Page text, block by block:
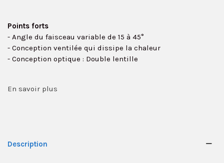
Points forts
- Angle du faisceau variable de 15 à 45°
- Conception ventilée qui dissipe la chaleur
- Conception optique : Double lentille
En savoir plus
Description